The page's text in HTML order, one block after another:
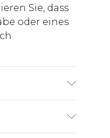
Sie, dass
oder eines